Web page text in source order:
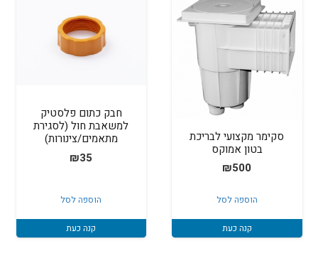
סקימר מקצועי לבריכת
בטון אמוקס
₪500
הוספה לסל
קנה כעת
חבק כתום פלסטיק
למשאבת חול (לסגירת
מתאמים/צינורות)
₪35
הוספה לסל
קנה כעת